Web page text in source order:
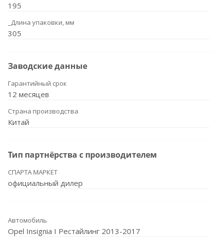
195
_Длина упаковки, мм
305
Заводские данные
Гарантийный срок
12 месяцев
Страна производства
Китай
Тип партнёрства с производителем
СПАРТА МАРКЕТ
официальный дилер
Автомобиль
Opel Insignia I Рестайлинг 2013-2017